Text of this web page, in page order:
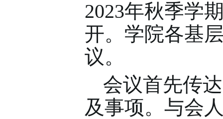
2023年秋季学
开。学院各基
议。
会议首先传
及事项。与会